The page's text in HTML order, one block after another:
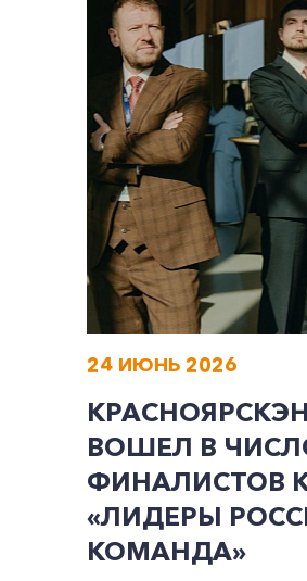
24 ИЮНЬ 2026
ВОШЕЛ В
ФИНАЛИСТОВ
«ЛИДЕРЫ
КОМАНДА»